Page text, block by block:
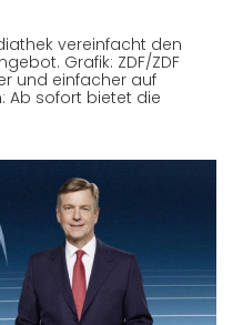
vereinfacht den
Grafik: ZDF/ZDF
und einfacher auf
Ab sofort bietet die